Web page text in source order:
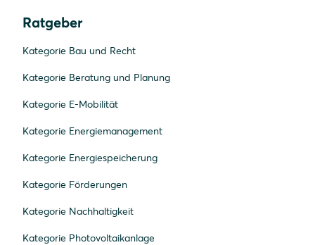
Ratgeber
Kategorie Bau und Recht
Kategorie Beratung und Planung
Kategorie E-Mobilität
Kategorie Energiemanagement
Kategorie Energiespeicherung
Kategorie Förderungen
Kategorie Nachhaltigkeit
Kategorie Photovoltaikanlage